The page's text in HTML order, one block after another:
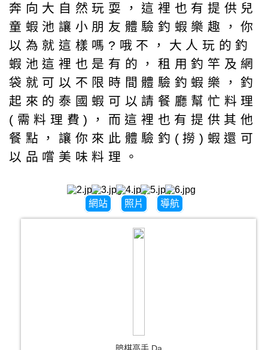
奔向大自然玩耍，這裡也有提供兒
童蝦池讓小朋友體驗釣蝦樂趣，你
以為就這樣嗎?哦不，大人玩的釣
蝦池這裡也是有的，租用釣竿及網
袋就可以不限時間體驗釣蝦樂，釣
起來的泰國蝦可以請餐廳幫忙料理
(需料理費)，而這裡也有提供其他
餐點，讓你來此體驗釣(撈)蝦還可
以品嚐美味料理。
網站 照片 導航
暗棋高手 Da